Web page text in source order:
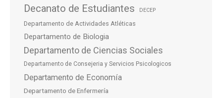
Decanato de Estudiantes DECEP
Departamento de Actividades Atléticas
Departamento de Biologia
Departamento de Ciencias Sociales
Departamento de Consejeria y Servicios Psicologicos
Departamento de Economía
Departamento de Enfermería